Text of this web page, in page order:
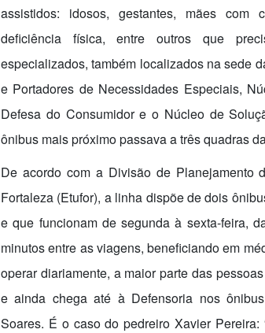
assistidos: idosos, gestantes, mães com
deficiência física, entre outros que
especializados, também localizados na sede
e Portadores de Necessidades Especiais,
Defesa do Consumidor e o Núcleo de
ônibus mais próximo passava a três quadras
De acordo com a Divisão de Planejamento
Fortaleza (Etufor), a linha dispõe de dois
e que funcionam de segunda à sexta-feira,
minutos entre as viagens, beneficiando em
operar diariamente, a maior parte das
e ainda chega até à Defensoria nos
Soares. É o caso do pedreiro Xavier